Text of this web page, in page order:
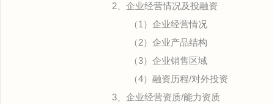
2、企业经营情况及投融资
（1）企业经营情况
（2）企业产品结构
（3）企业销售区域
（4）融资历程/对外投资
3、企业经营资质/能力资质